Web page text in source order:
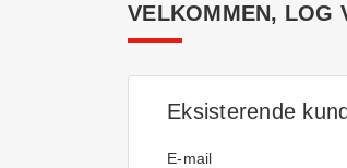
VELKOMMEN, LOG
Eksisterende
E-mail